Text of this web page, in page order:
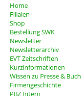
Home
Filialen
Shop
Bestellung SWK
Newsletter
Newsletterarchiv
EVT Zeitschriften
Kurzinformationen
Wissen zu Presse & Buch
Firmengeschichte
PBZ Intern